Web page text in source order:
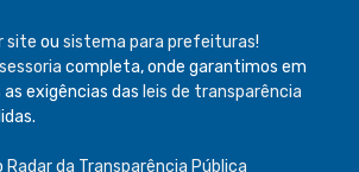
site ou sistema para prefeituras!
completa, onde garantimos em
exigências das leis de transparência
Radar da Transparência Pública